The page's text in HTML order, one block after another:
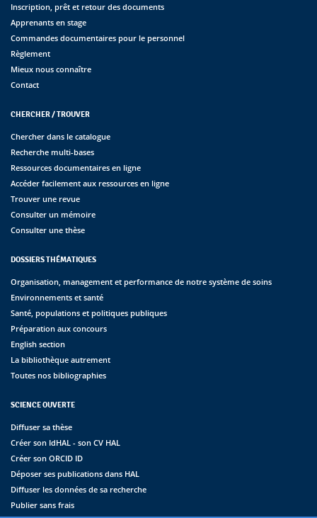
Inscription, prêt et retour des documents
Apprenants en stage
Commandes documentaires pour le personnel
Règlement
Mieux nous connaître
Contact
CHERCHER / TROUVER
Chercher dans le catalogue
Recherche multi-bases
Ressources documentaires en ligne
Accéder facilement aux ressources en ligne
Trouver une revue
Consulter un mémoire
Consulter une thèse
DOSSIERS THÉMATIQUES
Organisation, management et performance de notre système de soins
Environnements et santé
Santé, populations et politiques publiques
Préparation aux concours
English section
La bibliothèque autrement
Toutes nos bibliographies
SCIENCE OUVERTE
Diffuser sa thèse
Créer son IdHAL - son CV HAL
Créer son ORCID ID
Déposer ses publications dans HAL
Diffuser les données de sa recherche
Publier sans frais